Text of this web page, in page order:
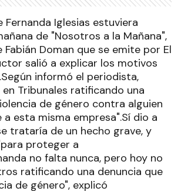
Fernanda Iglesias estuviera
de "Nosotros a la Mañana",
Doman que se emite por El
salió a explicar los motivos
informó el periodista,
Tribunales ratificando una
de género contra alguien
esta misma empresa".Sí dio a
trataría de un hecho grave, y
proteger a
no falta nunca, pero hoy no
ratificando una denuncia que
de género", explicó